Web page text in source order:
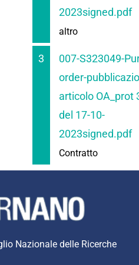
2023signed.pdf
altro
3
007-S323049-
order-
articolo OA_prot
del 17-10-
2023signed.pdf
Contratto
Nazionale delle Ricerche